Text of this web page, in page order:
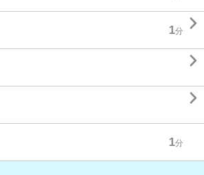
1分 


1分